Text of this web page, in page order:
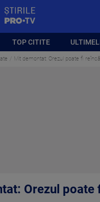
TOP CITITE
Mit demontat: Orezul poate fi
Orezul